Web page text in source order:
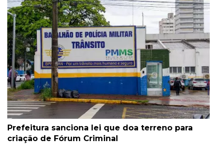
Prefeitura sanciona lei que doa terreno para
criação de Fórum Criminal